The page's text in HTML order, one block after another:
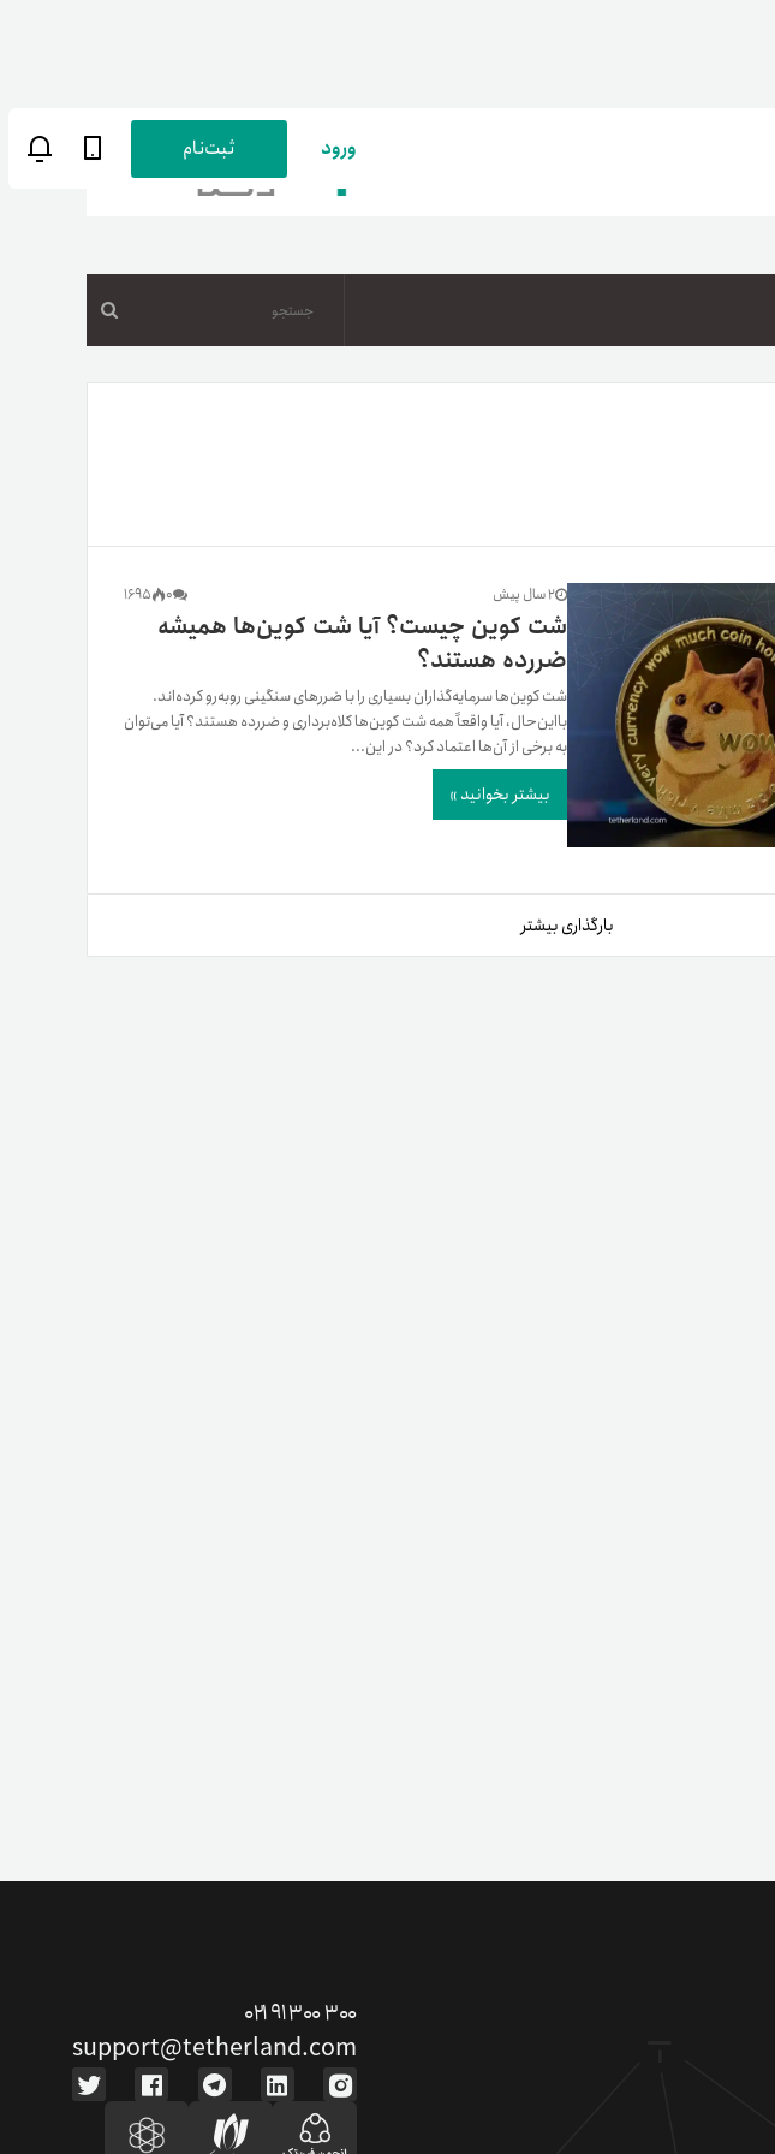
زبان پارسی
تنظیمات
خروج
ورود ثبت‌نام
2 سال پیش 0
1695
شت کوین چیست؟ آیا شت کوین‌ها همیشه
ضررده هستند؟
شت کوین‌ها سرمایه‌گذاران بسیاری را با ضررهای سنگینی روبه‌رو کرده‌اند.
با‌این‌حال، آیا واقعاً همه شت کوین‌ها کلاه‌برداری و ضررده هستند؟ آیا می‌توان
به برخی از آن‌ها اعتماد کرد؟ در این...
بیشتر بخوانید »
بارگذاری بیشتر
۰۲۱ ۹۱ ۳۰۰ ۳۰۰
support@tetherland.com